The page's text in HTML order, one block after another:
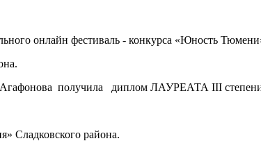
онлайн фестиваль - конкурса «Юность
Агафонова получила диплом ЛАУРЕАТА III
Сладковского района.